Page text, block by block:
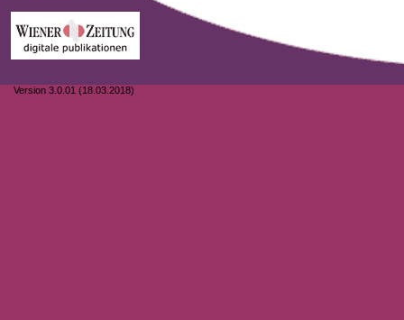
Version 3.0.01 (18.03.2018)